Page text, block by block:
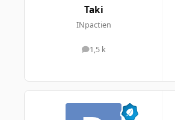
Taki
INpactien
1,5 k
messages